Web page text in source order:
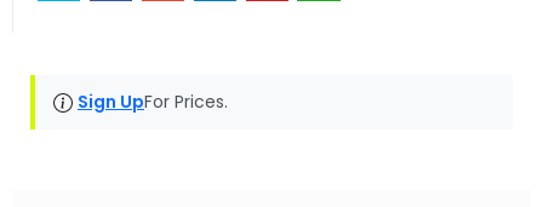
Sign UpFor Prices.